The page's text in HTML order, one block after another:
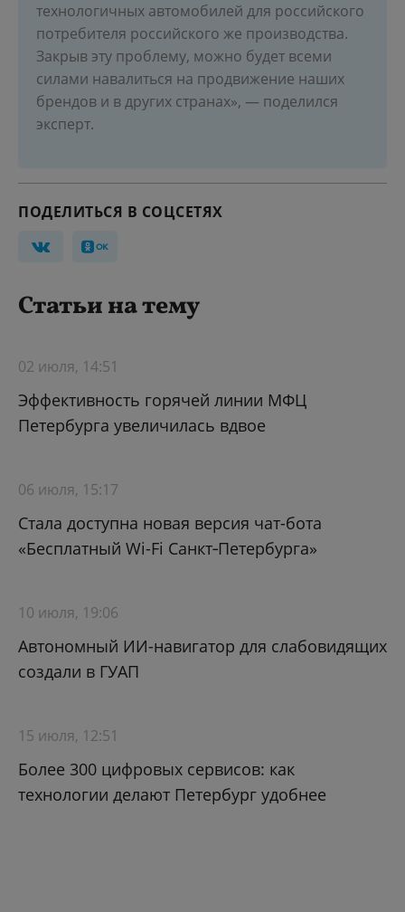
технологичных автомобилей для российского
потребителя российского же производства.
Закрыв эту проблему, можно будет всеми
силами навалиться на продвижение наших
брендов и в других странах», — поделился
эксперт.
ПОДЕЛИТЬСЯ В СОЦСЕТЯХ
Статьи на тему
02 июля, 14:51
Эффективность горячей линии МФЦ
Петербурга увеличилась вдвое
06 июля, 15:17
Стала доступна новая версия чат-бота
«Бесплатный Wi-Fi Санкт‑Петербурга»
10 июля, 19:06
Автономный ИИ-навигатор для слабовидящих
создали в ГУАП
15 июля, 12:51
Более 300 цифровых сервисов: как
технологии делают Петербург удобнее